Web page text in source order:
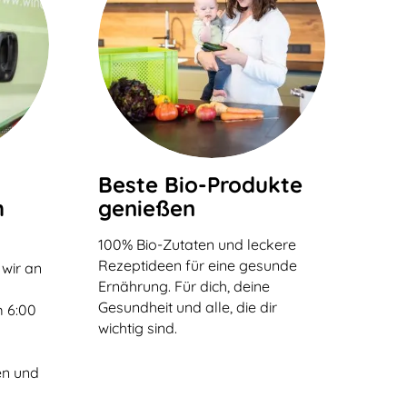
an
6:00
und
Beste Bio-Produkte
genießen
100% Bio-Zutaten und leckere
Rezeptideen für eine gesunde
Ernährung. Für dich, deine
Gesundheit und alle, die dir
wichtig sind.